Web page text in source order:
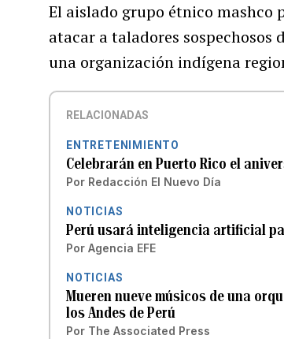
El aislado grupo étnico mashco
atacar a taladores
una organización indígena
RELACIONADAS
ENTRETENIMIENTO
Celebrarán en Puerto Rico el
Por Redacción El Nuevo Día
NOTICIAS
Perú usará inteligencia artificial
Por Agencia EFE
NOTICIAS
Mueren nueve músicos de una
los Andes de Perú
Por The Associated Press